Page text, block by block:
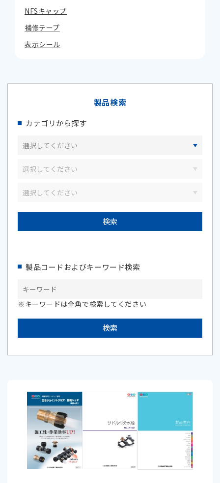
NFSキャップ
補修テープ
表示シール
製品検索
カテゴリから探す
製品コードおよびキーワード検索
※キーワードは全角で検索してください